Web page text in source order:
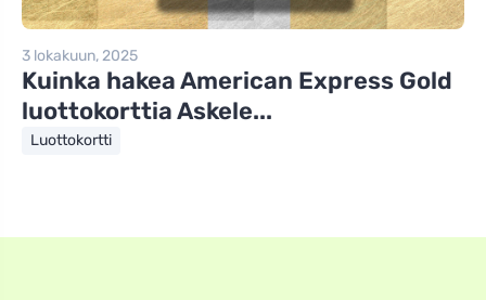
3 lokakuun, 2025
Kuinka hakea American Express Gold
luottokorttia Askele...
Luottokortti